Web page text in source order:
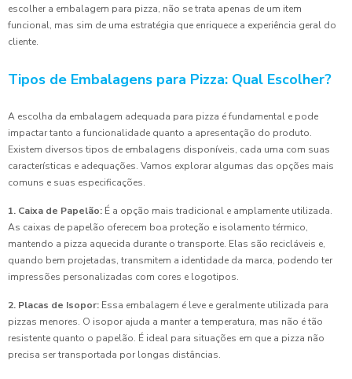
escolher a embalagem para pizza, não se trata apenas de um item
funcional, mas sim de uma estratégia que enriquece a experiência geral do
cliente.
Tipos de Embalagens para Pizza: Qual Escolher?
A escolha da embalagem adequada para pizza é fundamental e pode
impactar tanto a funcionalidade quanto a apresentação do produto.
Existem diversos tipos de embalagens disponíveis, cada uma com suas
características e adequações. Vamos explorar algumas das opções mais
comuns e suas especificações.
1. Caixa de Papelão: É a opção mais tradicional e amplamente utilizada.
As caixas de papelão oferecem boa proteção e isolamento térmico,
mantendo a pizza aquecida durante o transporte. Elas são recicláveis e,
quando bem projetadas, transmitem a identidade da marca, podendo ter
impressões personalizadas com cores e logotipos.
2. Placas de Isopor: Essa embalagem é leve e geralmente utilizada para
pizzas menores. O isopor ajuda a manter a temperatura, mas não é tão
resistente quanto o papelão. É ideal para situações em que a pizza não
precisa ser transportada por longas distâncias.